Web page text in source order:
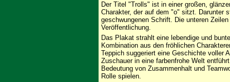
Der Titel "Trolls" ist in einer großen,
Charakter, der auf dem "o" sitzt. Darunter
geschwungenen Schrift. Die unteren
Veröffentlichung.
Das Plakat strahlt eine lebendige und
Kombination aus den fröhlichen
Teppich suggeriert eine Geschichte voller
Zuschauer in eine farbenfrohe Welt
Bedeutung von Zusammenhalt und
Rolle spielen.